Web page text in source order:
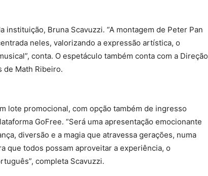
Bruna Scavuzzi. “A montagem de Peter Pan
neles, valorizando a expressão artística, o
conta. O espetáculo também conta com a Direção
de Math Ribeiro.
lote promocional, com opção também de ingresso
GoFree. “Será uma apresentação emocionante
diversão e a magia que atravessa gerações, numa
que todos possam aproveitar a experiência, o
completa Scavuzzi.